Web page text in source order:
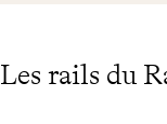
Les rails du